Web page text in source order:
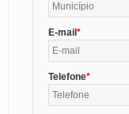
E-mail
Telefone